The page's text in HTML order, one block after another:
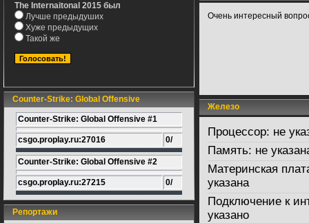
The Internaitonal 2015 был
Лучше предыдуших
Хуже предыдущих
Такой же
Counter-Strike: Global Offensive
Counter-Strike: Global Offensive #1
csgo.proplay.ru:27016 0/
Counter-Strike: Global Offensive #2
csgo.proplay.ru:27215 0/
Репортажи
Очень интересный
Железо
Процессор: не
Память: не
Материнская
указана
Подключение к
указано